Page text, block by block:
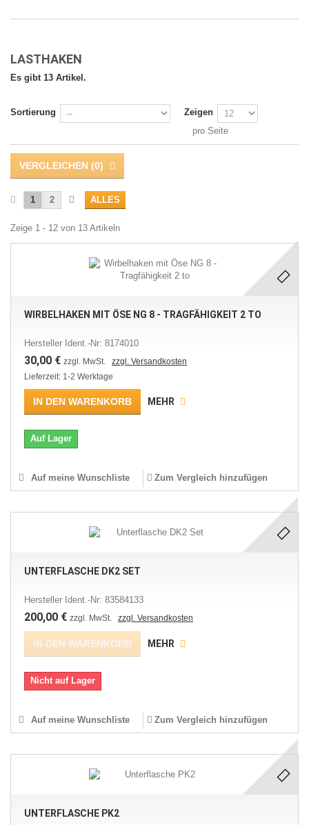
LASTHAKEN
Es gibt 13 Artikel.
Sortierung
Zeigen
pro Seite
VERGLEICHEN (0)
ALLES
1 2
Zeige 1 - 12 von 13 Artikeln
WIRBELHAKEN MIT ÖSE NG 8 - TRAGFÄHIGKEIT 2 TO
Hersteller Ident.-Nr: 8174010
30,00 € zzgl. MwSt.
zzgl. Versandkosten
Lieferzeit: 1-2 Werktage
IN DEN WARENKORB MEHR
Auf Lager
Auf meine Wunschliste Zum Vergleich hinzufügen
UNTERFLASCHE DK2 SET
Hersteller Ident.-Nr: 83584133
200,00 € zzgl. MwSt. zzgl. Versandkosten
IN DEN WARENKORB MEHR
Nicht auf Lager
Auf meine Wunschliste Zum Vergleich hinzufügen
UNTERFLASCHE PK2